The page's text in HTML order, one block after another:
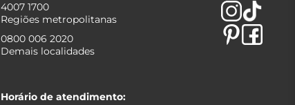
4007 1700
Regiões metropolitanas
0800 006 2020
Demais localidades
Horário de atendimento: